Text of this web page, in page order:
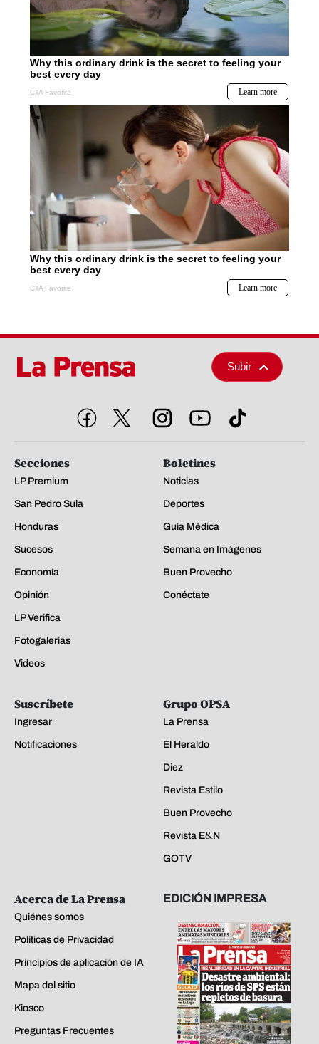
Subir
Secciones
LP Premium
San Pedro Sula
Honduras
Sucesos
Economía
Opinión
LP Verifica
Fotogalerías
Videos
Boletines
Noticias
Deportes
Guía Médica
Semana en Imágenes
Buen Provecho
Conéctate
Suscríbete
Ingresar
Notificaciones
Grupo OPSA
La Prensa
El Heraldo
Diez
Revista Estilo
Buen Provecho
Revista E&N
GOTV
Acerca de La Prensa
Quiénes somos
Políticas de Privacidad
Principios de aplicación de IA
Mapa del sitio
Kiosco
Preguntas Frecuentes
EDICIÓN IMPRESA